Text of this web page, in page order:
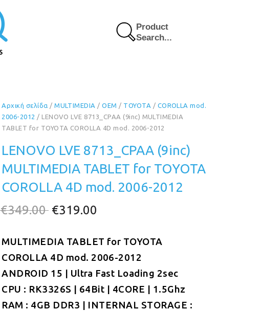
Product
Search...
Αρχική σελίδα /MULTIMEDIA /OEM / TOYOTA / COROLLA mod.
2006-2012 / LENOVO LVE 8713_CPAA (9inc) MULTIMEDIA
TABLET for TOYOTA COROLLA 4D mod. 2006-2012
LENOVO LVE 8713_CPAA (9inc)
MULTIMEDIA TABLET for TOYOTA
COROLLA 4D mod. 2006-2012
€349.00 Original
was:
€349.00.
€319.00
τιμή
είναι:
€319.00.
MULTIMEDIA TABLET for TOYOTA
COROLLA 4D mod. 2006-2012
ANDROID 15 | Ultra Fast Loading 2sec
CPU : RK3326S | 64Bit | 4CORE | 1.5Ghz
RAM : 4GB DDR3 | INTERNAL STORAGE :